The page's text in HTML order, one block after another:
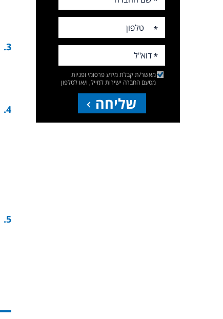
מאשר/ת קבלת מידע פרסומי ופניות
מטעם החברה ישירות למייל, ו/או לטלפון
שליחה